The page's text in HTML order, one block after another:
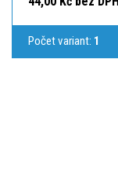
Počet variant: 1